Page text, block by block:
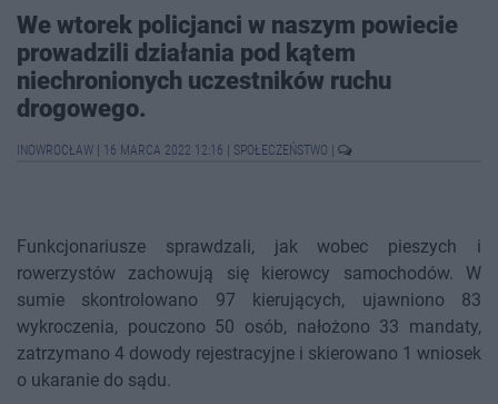
We wtorek policjanci w naszym powiecie
prowadzili działania pod kątem
niechronionych uczestników ruchu
drogowego.
INOWROCŁAW 16 MARCA 2022 12:16 SPOŁECZEŃSTWO
Funkcjonariusze sprawdzali, jak wobec pieszych i
rowerzystów zachowują się kierowcy samochodów. W
sumie skontrolowano 97 kierujących, ujawniono 83
wykroczenia, pouczono 50 osób, nałożono 33 mandaty,
zatrzymano 4 dowody rejestracyjne i skierowano 1 wniosek
o ukaranie do sądu.